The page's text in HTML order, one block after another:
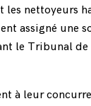
les nettoyeurs
assigné une
le Tribunal de
à leur